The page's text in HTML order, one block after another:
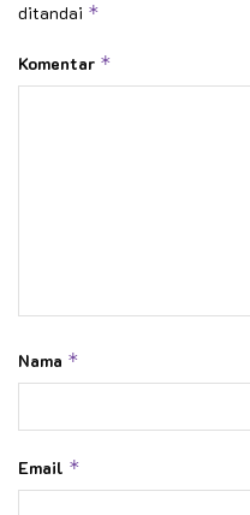
ditandai *
Komentar *
Nama *
Email *